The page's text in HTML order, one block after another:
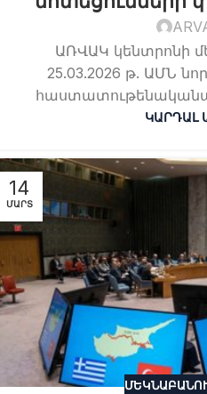
ԱՌՎԱԿ կենտրոնի
25.03.2026 թ. ԱՄՆ
ԿԱՐԴԱԼ
14
ՄԱՐՏ